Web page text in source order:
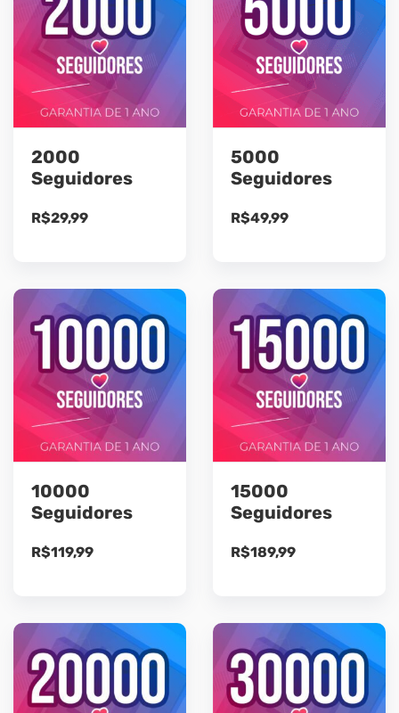
2000
Seguidores
R$29,99
5000
Seguidores
R$49,99
10000
Seguidores
R$119,99
15000
Seguidores
R$189,99